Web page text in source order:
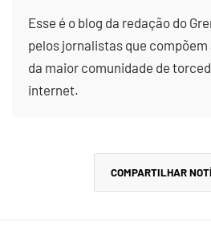
Esse é o blog da redação do
pelos jornalistas que
da maior comunidade de
internet.
COMPARTILHAR